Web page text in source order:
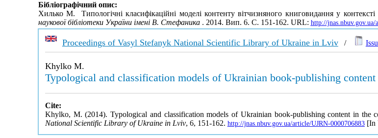
Бібліографічний опис:
Хилько М. Типологічні класифікаційні моделі контенту вітчизняного книговидання у контексті
наукової бібліотеки України імені В. Стефаника . 2014. Вип. 6. С. 151-162. URL: http://
Proceedings of Vasyl Stefanyk National Scientific Library of Ukraine in Lviv/
Khylko M.
Typological and classification models of Ukrainian book-publishing
Cite:
Khylko, M. (2014). Typological and classification models of Ukrainian book-publishing content in the
National Scientific Library of Ukraine in Lviv, 6, 151-162. http://jnas.nbuv.gov.ua/article/UJRN-0000706883[In